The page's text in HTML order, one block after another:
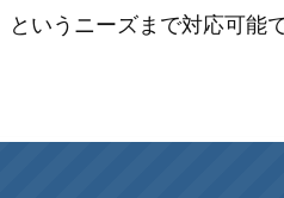
いうニーズまで対応可能で